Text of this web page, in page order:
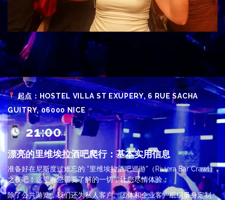
起点：HOSTEL VILLA ST EXUPERY, 6 RUE SACHA
GUITRY, 06000 NICE
21:00
漂亮的里维埃拉酒吧爬行：基本实用信息
准备好在尼斯度过难忘的 “里维埃拉酒吧巡游”（Riviera Bar Crawl）
之夜吧！这里有您需要了解的一切，让您尽情体验：
除了公共游览，我们还为私人客户、团体和企业客户组织量身定制